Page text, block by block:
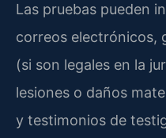
Las pruebas pueden
correos electrónicos,
(si son legales en la
lesiones o daños
y testimonios de